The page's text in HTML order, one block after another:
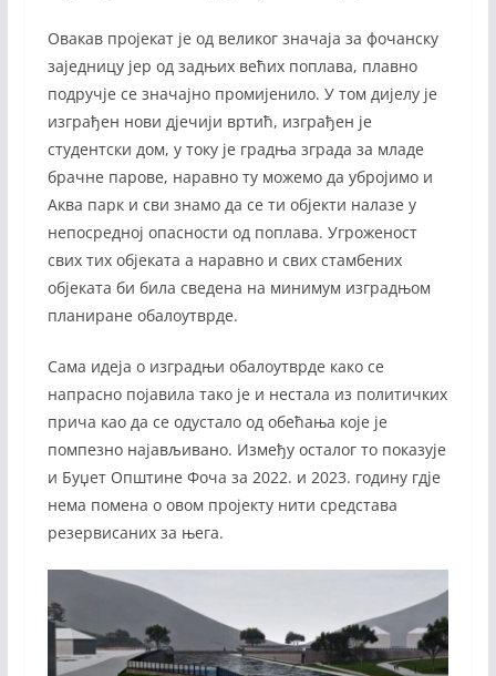
Овакав пројекат је од великог значаја за фочанску
заједницу јер од задњих већих поплава, плавно
подручје се значајно промијенило. У том дијелу је
изграђен нови дјечији вртић, изграђен је
студентски дом, у току је градња зграда за младе
брачне парове, наравно ту можемо да убројимо и
Аква парк и сви знамо да се ти објекти налазе у
непосредној опасности од поплава. Угроженост
свих тих објеката а наравно и свих стамбених
објеката би била сведена на минимум изградњом
планиране обалоутврде.
Сама идеја о изградњи обалоутврде како се
напрасно појавила тако је и нестала из политичких
прича као да се одустало од обећања које је
помпезно најављивано. Између осталог то показује
и Буџет Општине Фоча за 2022. и 2023. годину гдје
нема помена о овом пројекту нити средстава
резервисаних за њега.